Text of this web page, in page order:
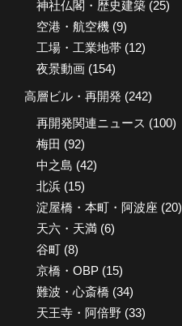
神社仏閣・歴史建築 (25)
空港・航空機 (9)
工場・工業地帯 (12)
夜景動画 (154)
高層ビル・再開発 (242)
再開発関連ニュース (100)
梅田 (92)
中之島 (42)
北浜 (15)
淀屋橋・本町・阿波座 (20)
天六・天満 (6)
谷町 (8)
京橋・OBP (15)
難波・心斎橋 (34)
天王寺・阿倍野 (33)